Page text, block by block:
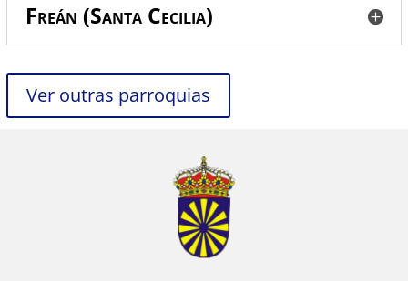
Freán (Santa Cecilia)
Ver outras parroquias